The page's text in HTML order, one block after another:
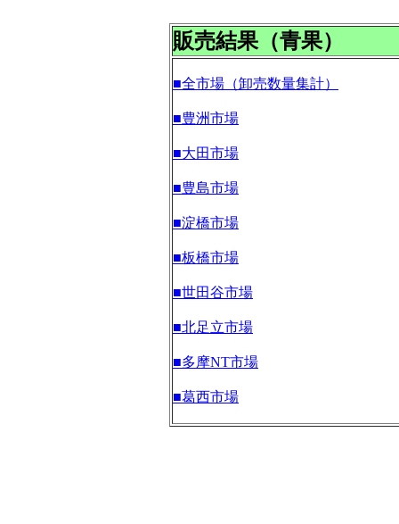
販売結果（青果）
■全市場（卸売数量集計）
■豊洲市場
■大田市場
■豊島市場
■淀橋市場
■板橋市場
■世田谷市場
■北足立市場
■多摩NT市場
■葛西市場